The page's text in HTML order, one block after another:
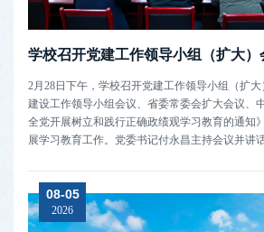
2月28日下午，学校召开党建工作领导小组（扩
建设工作领导小组会议、省委常委会扩大会议、
全党开展树立和践行正确政绩观学习教育的通知
展学习教育工作。党委书记付永昌主持会议并讲
公、为民造福、科学决策、真抓实干”为总要求
确政绩观学习教...
08-05
2026